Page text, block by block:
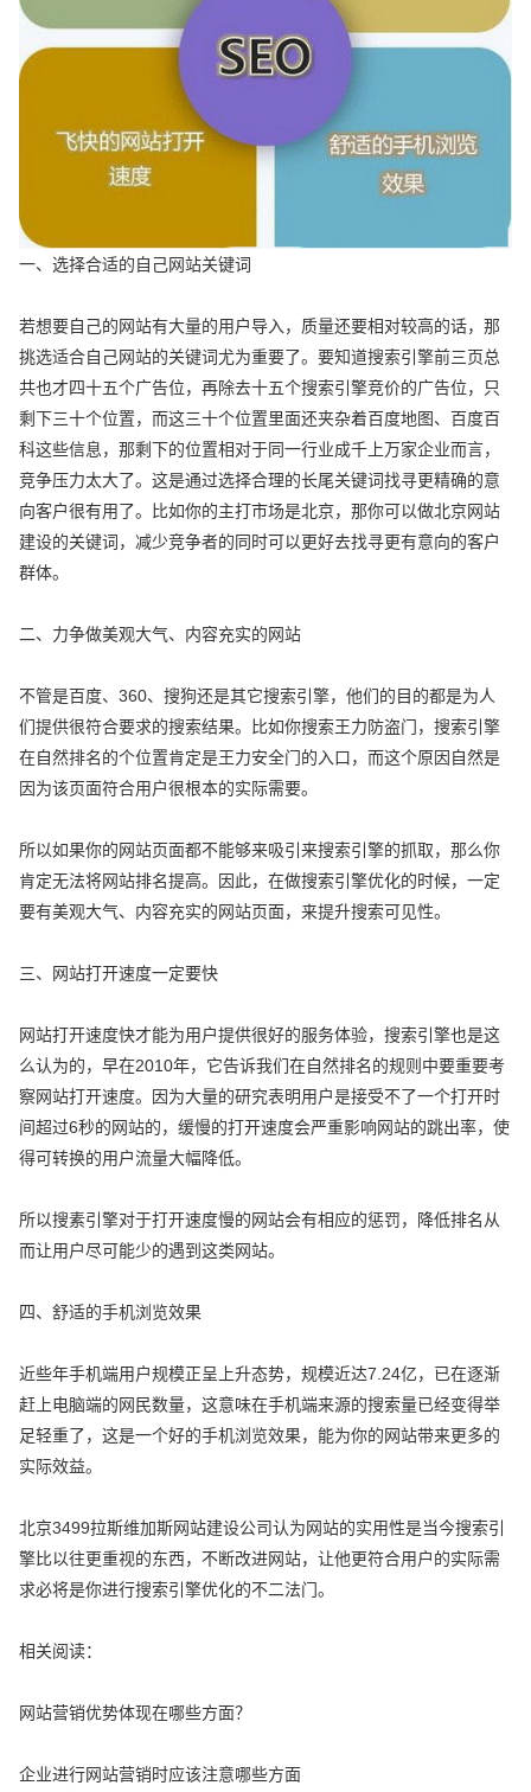
一、选择合适的自己网站关键词
若想要自己的网站有大量的用户导入，质量还要相对较高的话，那
挑选适合自己网站的关键词尤为重要了。要知道搜索引擎前三页总
共也才四十五个广告位，再除去十五个搜索引擎竞价的广告位，只
剩下三十个位置，而这三十个位置里面还夹杂着百度地图、百度百
科这些信息，那剩下的位置相对于同一行业成千上万家企业而言，
竞争压力太大了。这是通过选择合理的长尾关键词找寻更精确的意
向客户很有用了。比如你的主打市场是北京，那你可以做北京网站
建设的关键词，减少竞争者的同时可以更好去找寻更有意向的客户
群体。
二、力争做美观大气、内容充实的网站
不管是百度、360、搜狗还是其它搜索引擎，他们的目的都是为人
们提供很符合要求的搜索结果。比如你搜索王力防盗门，搜索引擎
在自然排名的个位置肯定是王力安全门的入口，而这个原因自然是
因为该页面符合用户很根本的实际需要。
所以如果你的网站页面都不能够来吸引来搜索引擎的抓取，那么你
肯定无法将网站排名提高。因此，在做搜索引擎优化的时候，一定
要有美观大气、内容充实的网站页面，来提升搜索可见性。
三、网站打开速度一定要快
网站打开速度快才能为用户提供很好的服务体验，搜索引擎也是这
么认为的，早在2010年，它告诉我们在自然排名的规则中要重要考
察网站打开速度。因为大量的研究表明用户是接受不了一个打开时
间超过6秒的网站的，缓慢的打开速度会严重影响网站的跳出率，使
得可转换的用户流量大幅降低。
所以搜素引擎对于打开速度慢的网站会有相应的惩罚，降低排名从
而让用户尽可能少的遇到这类网站。
四、舒适的手机浏览效果
近些年手机端用户规模正呈上升态势，规模近达7.24亿，已在逐渐
赶上电脑端的网民数量，这意味在手机端来源的搜索量已经变得举
足轻重了，这是一个好的手机浏览效果，能为你的网站带来更多的
实际效益。
北京3499拉斯维加斯网站建设公司认为网站的实用性是当今搜索引
擎比以往更重视的东西，不断改进网站，让他更符合用户的实际需
求必将是你进行搜索引擎优化的不二法门。
相关阅读：
网站营销优势体现在哪些方面？
企业进行网站营销时应该注意哪些方面